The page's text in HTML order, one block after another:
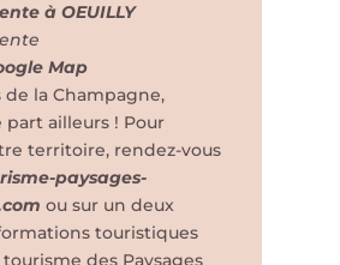
à OEUILLY
Map
de la Champagne,
ailleurs ! Pour
territoire, rendez-vous
paysages-
ou sur un deux
touristiques
des Paysages